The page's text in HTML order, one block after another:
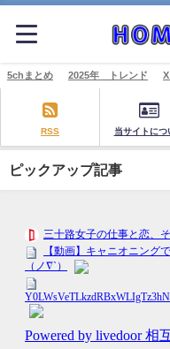
5chまとめ 2025年 トレンド
RSS 当サイトにつ
ピックアップ記事